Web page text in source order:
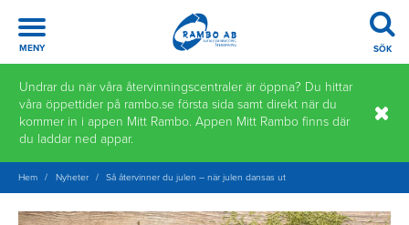
innehåll
Undrar du när våra återvinningscentraler är öppna? Du hittar
våra öppettider på rambo.se första sida samt direkt när du
kommer in i appen Mitt Rambo. Appen Mitt Rambo finns där
du laddar ned appar.
Meny
MENY SÖK
Hem / Nyheter / Så återvinner du julen – när julen dansas ut